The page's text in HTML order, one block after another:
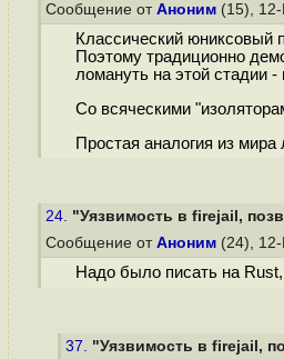
Сообщение от Аноним (15),
Классический юниксовый
Поэтому традиционно
ломануть на этой стадии -
Со всяческими
Простая аналогия из
24. "Уязвимость в firejail,
Сообщение от Аноним (24),
Надо было писать на Rust,
37. "Уязвимость в firejail,